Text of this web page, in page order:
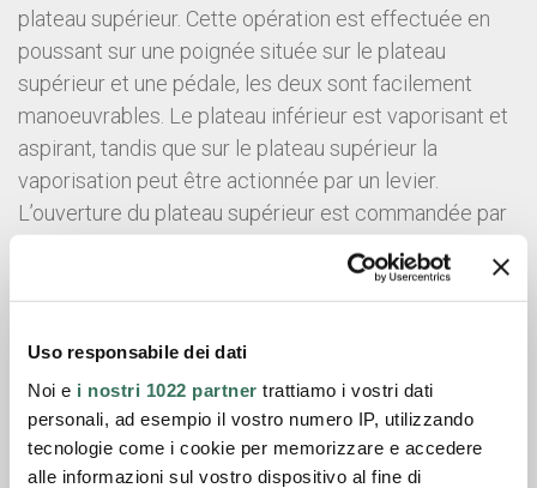
Uso responsabile dei dati
Noi e i nostri 1022 partner trattiamo i vostri dati
personali, ad esempio il vostro numero IP, utilizzando
tecnologie come i cookie per memorizzare e accedere
alle informazioni sul vostro dispositivo al fine di
plateau supérieur. Cette opération est effectuée en
poussant sur une poignée située sur le plateau
supérieur et une pédale, les deux sont facilement
manoeuvrables. Le plateau inférieur est vaporisant et
aspirant, tandis que sur le plateau supérieur la
vaporisation peut être actionnée par un levier.
L’ouverture du plateau supérieur est commandée par
pour éviter des déplacements accidentels des
vêtements pendant l’ouverture du plateau. La série
M/CM 316 est disponible en version autonome avec
branchement sur réseau vapeur et aspiration. Sur
demande la presse est disponible avec plateau
supérieur poli pour blanchisserie.